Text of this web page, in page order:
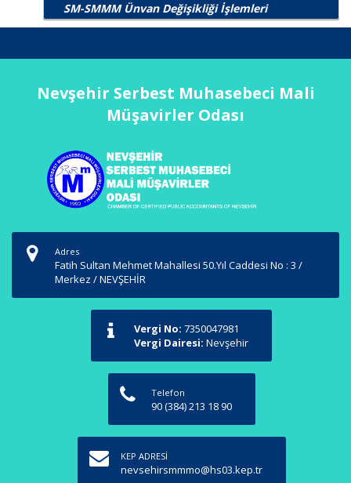
SM-SMMM Ünvan Değişikliği İşlemleri
Nevşehir Serbest Muhasebeci Mali
Müşavirler Odası
Adres
Fatih Sultan Mehmet Mahallesi 50.Yıl Caddesi No : 3 /
Merkez / NEVŞEHİR
Vergi No: 7350047981
Vergi Dairesi: Nevşehir
Telefon
90 (384) 213 18 90
KEP ADRESİ
nevsehirsmmmo@hs03.kep.tr